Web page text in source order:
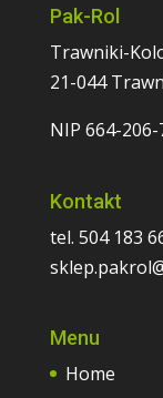
Pak-Rol
Trawniki-
21-044
NIP 664-206-
Kontakt
tel. 504 183
Menu
Home